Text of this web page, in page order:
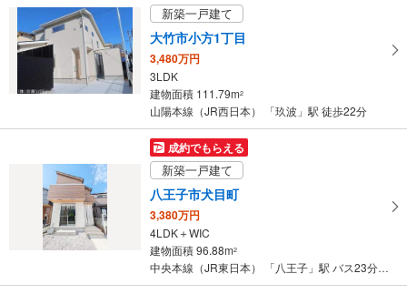
る
新築一戸建て
大竹市小方1丁目
3,480万円
3LDK
建物面積 111.79m2
山陽本線（JR西日本） 「玖波」駅 徒歩22分
成約でもらえる
新築一戸建て
八王子市犬目町
3,380万円
4LDK＋WIC
建物面積 96.88m2
中央本線（JR東日本） 「八王子」駅 バス23分 下犬目 バス停下車 徒歩1分